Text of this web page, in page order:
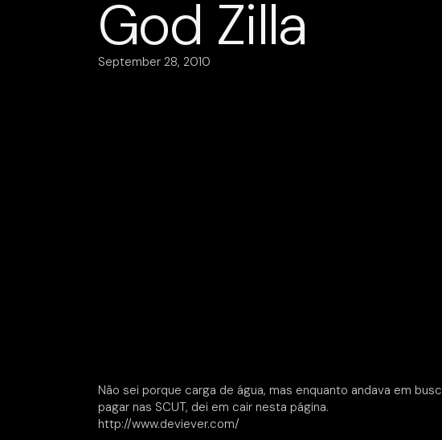
God Zilla
September 28, 2010
Não sei porque carga de água, mas enquanto andava em
pagar nas SCUT, dei em cair nesta página.
http://www.deviever.com/